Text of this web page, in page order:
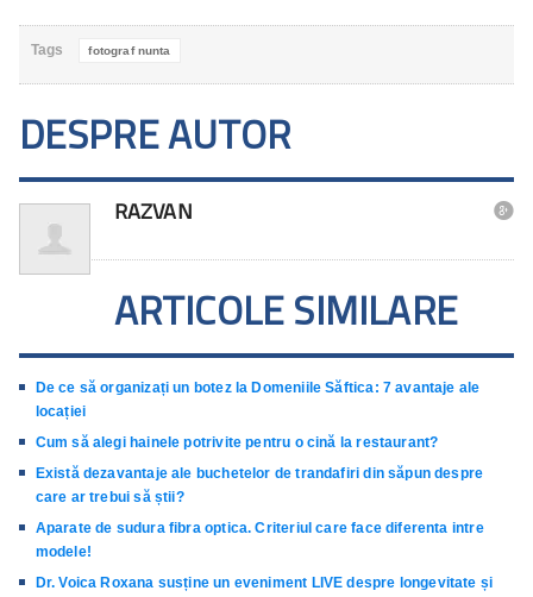
Tags fotograf nunta
DESPRE AUTOR
RAZVAN 
ARTICOLE SIMILARE
De ce să organizați un botez la Domeniile Săftica: 7 avantaje ale
locației
Cum să alegi hainele potrivite pentru o cină la restaurant?
Există dezavantaje ale buchetelor de trandafiri din săpun despre
care ar trebui să știi?
Aparate de sudura fibra optica. Criteriul care face diferenta intre
modele!
Dr. Voica Roxana susține un eveniment LIVE despre longevitate și